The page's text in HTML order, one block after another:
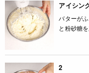
アイシン
バターが
と粉砂糖
2